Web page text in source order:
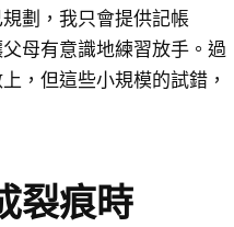
劃，我只會提供記帳
母有意識地練習放手。過
，但這些小規模的試錯，
裂痕時